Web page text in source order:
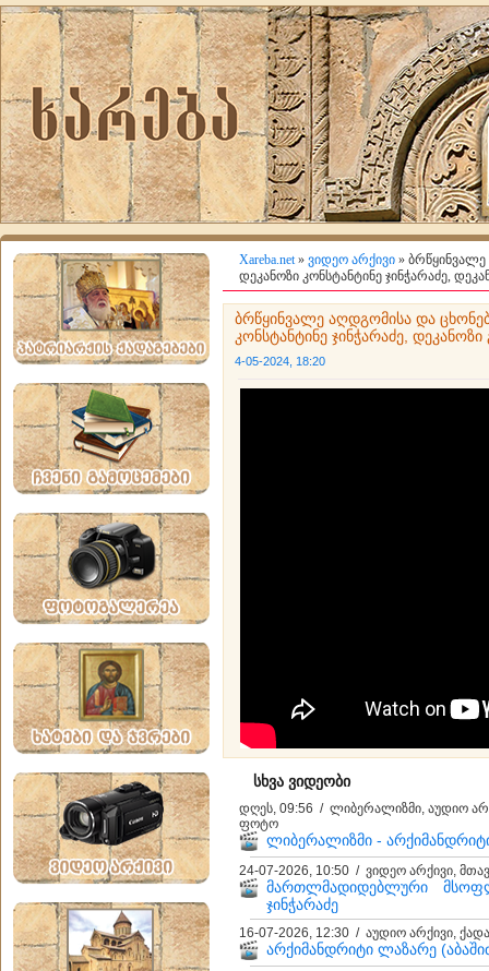
Xareba.net» ვიდეო არქივი » ბრწყინვალე
დეკანოზი კონსტანტინე ჯინჭარაძე,
ბრწყინვალე აღდგომისა და
კონსტანტინე ჯინჭარაძე,
4-05-2024, 18:20
სხვა ვიდეობი
დღეს, 09:56 / ლიბერალიზმი, აუდიო
ფოტო
ლიბერალიზმი -
24-07-2026, 10:50 / ვიდეო არქივი,
მართლმადიდებლური
ჯინჭარაძე
16-07-2026, 12:30 / აუდიო არქივი,
არქიმანდრიტი ლაზარე